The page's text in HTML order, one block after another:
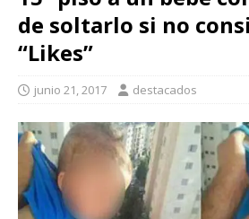
de soltarlo si no
“Likes”
junio 21, 2017 destacados